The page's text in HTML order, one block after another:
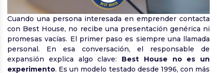
Cuando una persona interesada en emprender contacta
con Best House, no recibe una presentación genérica ni
promesas vacías. El primer paso es siempre una llamada
personal. En esa conversación, el responsable de
expansión explica algo clave: Best House no es un
experimento. Es un modelo testado desde 1996, con más